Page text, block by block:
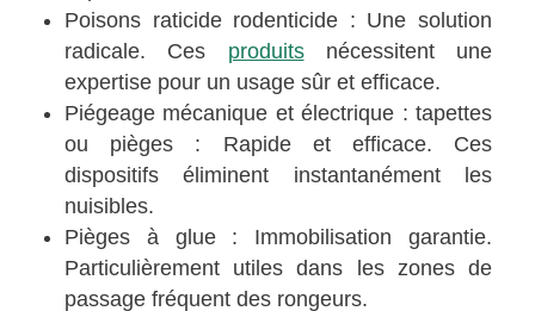
Poisons raticide rodenticide : Une solution
radicale. Ces produitsnécessitent une
expertise pour un usage sûr et efficace.
Piégeage mécanique et électrique : tapettes
ou pièges : Rapide et efficace. Ces
dispositifs éliminent instantanément les
nuisibles.
Pièges à glue : Immobilisation garantie.
Particulièrement utiles dans les zones de
passage fréquent des rongeurs.